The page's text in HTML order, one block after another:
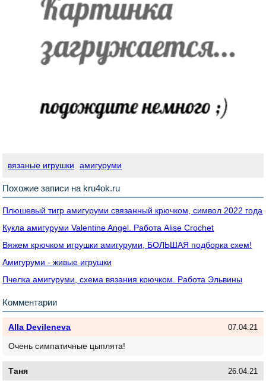
вязаные игрушки амигуруми
Похожие записи на kru4ok.ru
Плюшевый тигр амигуруми связанный крючком, символ 2022 года
Кукла амигуруми Valentine Angel. Работа Alise Crochet
Вяжем крючком игрушки амигуруми, БОЛЬШАЯ подборка схем!
Амигуруми - живые игрушки
Пчелка амигуруми, схема вязания крючком. Работа Эльвины
Комментарии
Alla Devileneva 07.04.21
Очень симпатичные цыплята!
Таня 26.04.21